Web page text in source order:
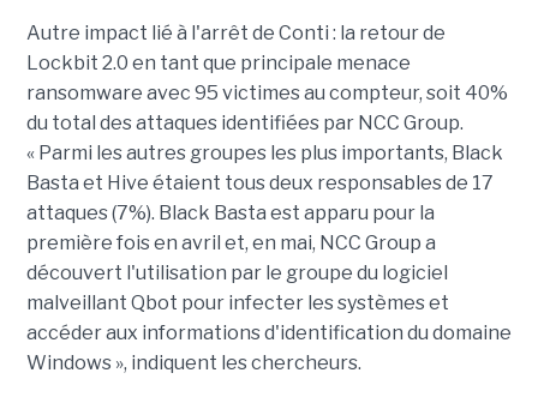
Autre impact lié à l'arrêt de Conti : la retour de
Lockbit 2.0 en tant que principale menace
ransomware avec 95 victimes au compteur, soit 40%
du total des attaques identifiées par NCC Group.
« Parmi les autres groupes les plus importants, Black
Basta et Hive étaient tous deux responsables de 17
attaques (7%). Black Basta est apparu pour la
première fois en avril et, en mai, NCC Group a
découvert l'utilisation par le groupe du logiciel
malveillant Qbot pour infecter les systèmes et
accéder aux informations d'identification du domaine
Windows », indiquent les chercheurs.